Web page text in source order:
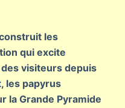
les
qui excite
visiteurs depuis
les papyrus
la Grande Pyramide